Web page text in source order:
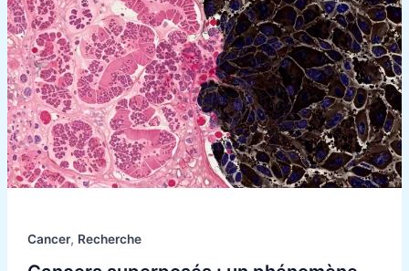
Cancer, Recherche
superposés
:
un
phénomène
rare
mais
réel.